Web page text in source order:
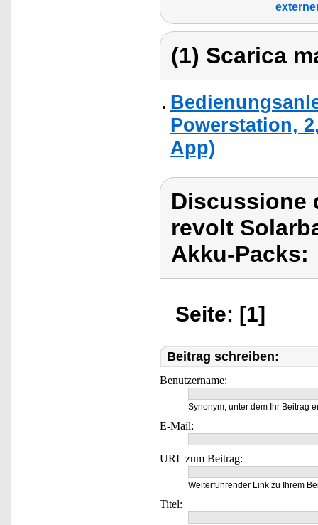
(1) Scarica
Powerstation,
App)
Discussione
revolt
Akku-Packs:
Seite: [1]
Beitrag schreiben:
Benutzername:
Synonym, unter dem Ihr Beitrag
E-Mail:
URL zum Beitrag:
Weiterführender Link zu Ihrem
Titel: